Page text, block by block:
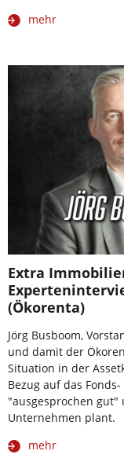
mehr
Extra
(Ökorenta)
Jörg Busboom,
und damit der
Situation in der
Bezug auf das
"ausgesprochen gut"
Unternehmen plant.
mehr